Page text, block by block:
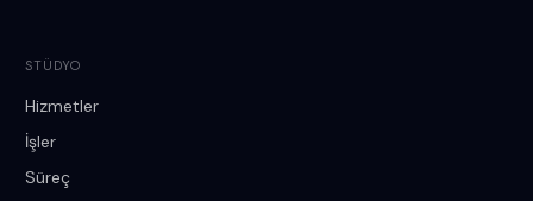
STÜDYO
Hizmetler
İşler
Süreç